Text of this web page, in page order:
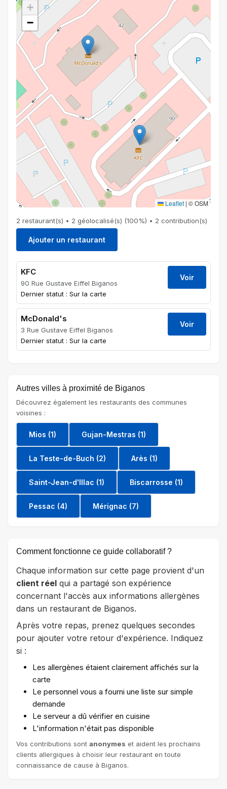
+
−
Leaflet | © OSM
2 restaurant(s) • 2 géolocalisé(s) (100%) • 2 contribution(s)
Ajouter un restaurant
KFC
90 Rue Gustave Eiffel Biganos
Dernier statut : Sur la carte
Voir
McDonald's
3 Rue Gustave Eiffel Biganos
Dernier statut : Sur la carte
Voir
Autres villes à proximité de Biganos
Découvrez également les restaurants des communes
voisines :
Mios (1) Gujan-Mestras (1)
La Teste-de-Buch (2) Arès (1)
Saint-Jean-d'Illac (1) Biscarrosse (1)
Pessac (4) Mérignac (7)
Comment fonctionne ce guide collaboratif ?
Chaque information sur cette page provient d'un
client réel qui a partagé son expérience
concernant l'accès aux informations allergènes
dans un restaurant de Biganos.
Après votre repas, prenez quelques secondes
pour ajouter votre retour d'expérience. Indiquez
si :
Les allergènes étaient clairement affichés sur la
carte
Le personnel vous a fourni une liste sur simple
demande
Le serveur a dû vérifier en cuisine
L'information n'était pas disponible
Vos contributions sont anonymes et aident les prochains
clients allergiques à choisir leur restaurant en toute
connaissance de cause à Biganos.